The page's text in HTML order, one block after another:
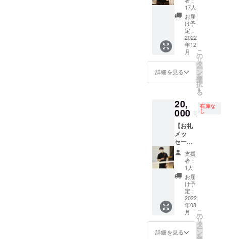
式Tシャ
ツ
（Desig
ned by
KOHEI
YANAG
ISWA）
WHITE
】 プロ
ジェク
ト終了
月に予
定して
いる活
動報告
会への
ご招待
と
VRAVO
2022公
式Tシャ
（Desig
ned by
KOHEI
YANAG
ISAWA
17人
お届
け予
定：
2022
年12
月
詳細を見る
こ
の
リ
タ
ー
ン
を
選
択
す
る
20,
000 円
在庫な
し
【お礼
メッ
セージ
動画+
2022公
式Tシャ
ツ
（Desig
ned by
KOHEI
YANAG
ISWA）
WHITE
＋浅野
支援
者：
1人
お届
け予
定：
2022
年08
月
詳細を見る
こ
の
リ
タ
ー
ン
を